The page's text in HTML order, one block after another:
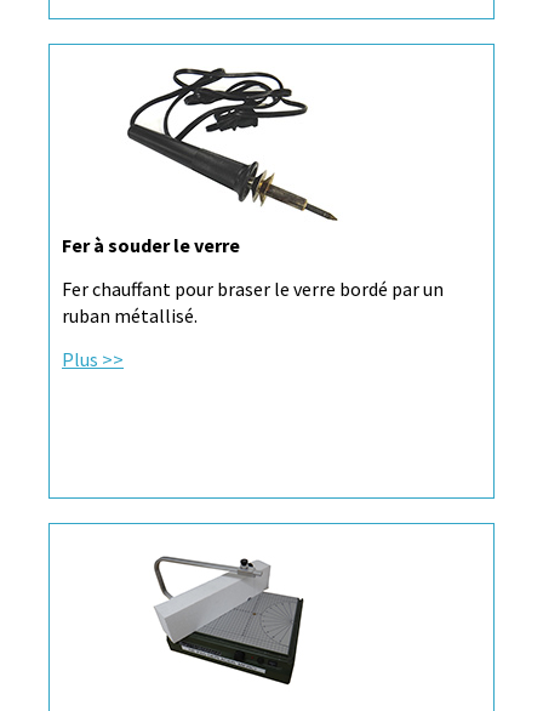
Fer à souder le verre
Fer chauffant pour braser le verre bordé par un
ruban métallisé.
Plus >>